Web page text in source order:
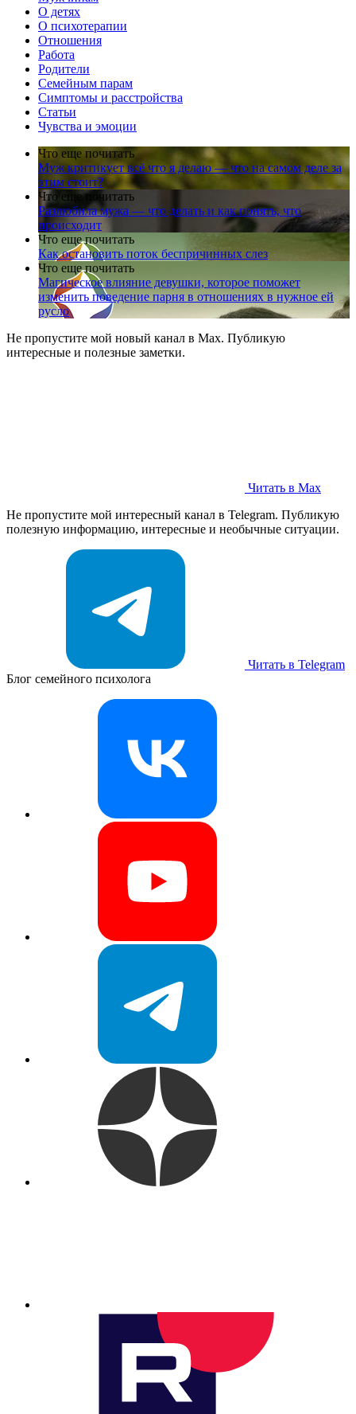
О детях
О психотерапии
Отношения
Работа
Родители
Семейным парам
Симптомы и расстройства
Статьи
Чувства и эмоции
Что еще почитать
Муж критикует всё что я делаю — что на самом деле за
этим стоит?
Что еще почитать
Разлюбила мужа — что делать и как понять, что
происходит
Что еще почитать
Как остановить поток беспричинных слез
Что еще почитать
Магическое влияние девушки, которое поможет
изменить поведение парня в отношениях в нужное ей
русло
Не пропустите мой новый канал в Max. Публикую
интересные и полезные заметки.
Читать в Max
Не пропустите мой интересный канал в Telegram. Публикую
полезную информацию, интересные и необычные ситуации.
Читать в Telegram
Блог семейного психолога